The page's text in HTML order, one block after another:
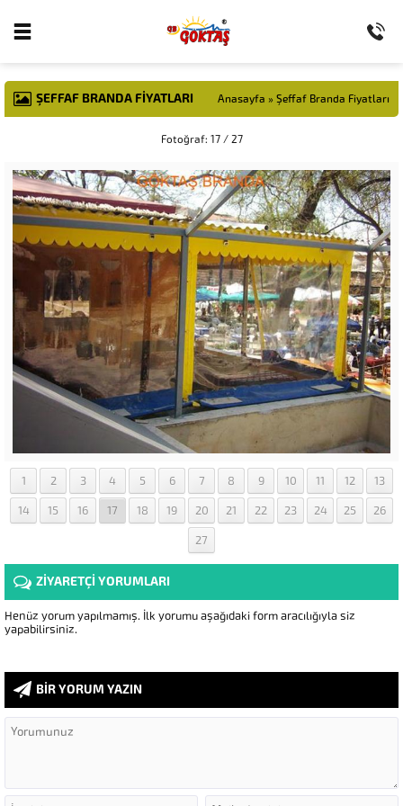
ŞEFFAF BRANDA FIYATLARI Anasayfa » Şeffaf Branda Fiyatları
Fotoğraf: 17 / 27
1 2 3 4 5 6 7 8 9 10 11 12 13
14 15 16 17 18 19 20 21 22 23 24 25 26
27
ZİYARETÇİ YORUMLARI
Henüz yorum yapılmamış. İlk yorumu aşağıdaki form aracılığıyla siz
yapabilirsiniz.
BİR YORUM YAZIN